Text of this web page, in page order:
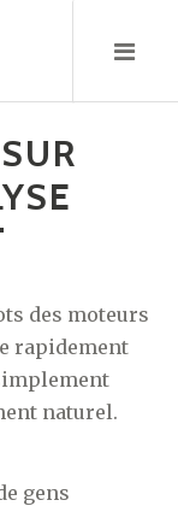
des moteurs
rapidement
naturel.
gens